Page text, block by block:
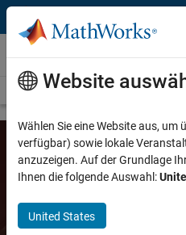
Weiter zum Inhalt
Medizinische Geräte
Übersicht Medizinische
MATLAB und
für die
Bildgebung
Website
Wählen Sie eine Website aus,
verfügbar) sowie lokale
anzuzeigen. Auf der Grundlage
Ihnen die folgende Auswahl:
United States